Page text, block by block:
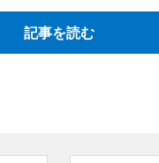
記事を読む